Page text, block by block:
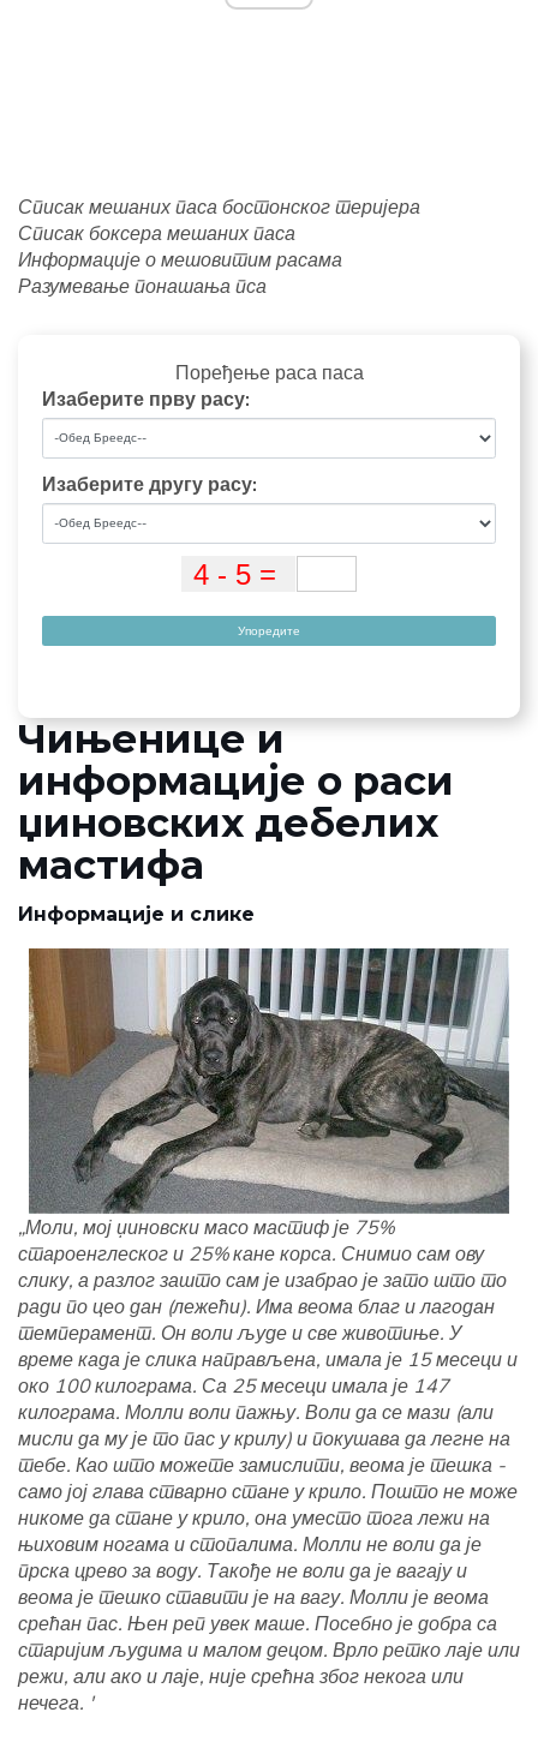
Списак мешаних паса бостонског теријера
Списак боксера мешаних паса
Информације о мешовитим расама
Разумевање понашања пса
Поређење раса паса
Изаберите прву расу:
Изаберите другу расу:
Упоредите
Чињенице и
информације о раси
џиновских дебелих
мастифа
Информације и слике
„Моли, мој џиновски масо мастиф је 75%
староенглеског и 25% кане корса. Снимио сам ову
слику, а разлог зашто сам је изабрао је зато што то
ради по цео дан (лежећи). Има веома благ и лагодан
темперамент. Он воли људе и све животиње. У
време када је слика направљена, имала је 15 месеци и
око 100 килограма. Са 25 месеци имала је 147
килограма. Молли воли пажњу. Воли да се мази (али
мисли да му је то пас у крилу) и покушава да легне на
тебе. Као што можете замислити, веома је тешка -
само јој глава стварно стане у крило. Пошто не може
никоме да стане у крило, она уместо тога лежи на
њиховим ногама и стопалима. Молли не воли да је
прска црево за воду. Такође не воли да је вагају и
веома је тешко ставити је на вагу. Молли је веома
срећан пас. Њен реп увек маше. Посебно је добра са
старијим људима и малом децом. Врло ретко лаје или
режи, али ако и лаје, није срећна због некога или
нечега. '